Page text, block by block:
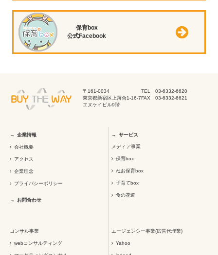
保育box
公式Facebook
〒161-0034
東京都新宿区上落合1-16-7
エヌケイビル9階
TEL 03-6332-6620
FAX 03-6332-6621
企業情報
会社概要
アクセス
企業理念
プライバシーポリシー
お問合わせ
サービス
メディア事業
保育box
ねお保育box
子育てbox
食の花道
コンサル事業
webコンサルティング
エージェンシー事業(広告代理業)
Yahoo